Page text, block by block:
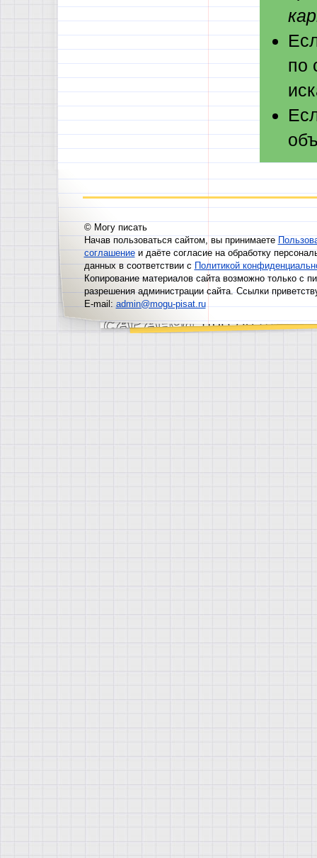
по
© Могу писать
Начав пользоваться сайтом, вы принимаете
соглашениеи даёте согласие на обработку
данных в соответствии сПолитикой
Копирование материалов сайта возможно только с
разрешения администрации сайта. Ссылки
E-mail:admin@mogu-pisat.ru